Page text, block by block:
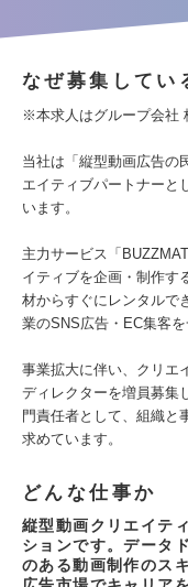
なぜ募集してい
※本求人はグループ会社
当社は「縦型動画広告の
エイティブパートナーと
います。
主力サービス「
イティブを企画・制作す
材からすぐにレンタルで
業のSNS広告・EC集客
事業拡大に伴い、クリエ
ディレクターを増員募集
門責任者として、組織と
求めています。
どんな仕事か
縦型動画クリエイテ
ションです。データ
のある動画制作のス